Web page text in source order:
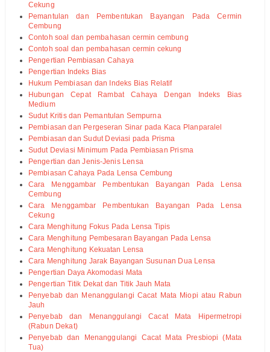
Cekung
Pemantulan dan Pembentukan Bayangan Pada Cermin
Cembung
Contoh soal dan pembahasan cermin cembung
Contoh soal dan pembahasan cermin cekung
Pengertian Pembiasan Cahaya
Pengertian Indeks Bias
Hukum Pembiasan dan Indeks Bias Relatif
Hubungan Cepat Rambat Cahaya Dengan Indeks Bias
Medium
Sudut Kritis dan Pemantulan Sempurna
Pembiasan dan Pergeseran Sinar pada Kaca Planparalel
Pembiasan dan Sudut Deviasi pada Prisma
Sudut Deviasi Minimum Pada Pembiasan Prisma
Pengertian dan Jenis-Jenis Lensa
Pembiasan Cahaya Pada Lensa Cembung
Cara Menggambar Pembentukan Bayangan Pada Lensa
Cembung
Cara Menggambar Pembentukan Bayangan Pada Lensa
Cekung
Cara Menghitung Fokus Pada Lensa Tipis
Cara Menghitung Pembesaran Bayangan Pada Lensa
Cara Menghitung Kekuatan Lensa
Cara Menghitung Jarak Bayangan Susunan Dua Lensa
Pengertian Daya Akomodasi Mata
Pengertian Titik Dekat dan Titik Jauh Mata
Penyebab dan Menanggulangi Cacat Mata Miopi atau Rabun
Jauh
Penyebab dan Menanggulangi Cacat Mata Hipermetropi
(Rabun Dekat)
Penyebab dan Menanggulangi Cacat Mata Presbiopi (Mata
Tua)